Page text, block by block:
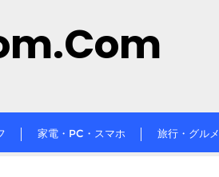
家電・PC・スマホ 旅行・グルメ